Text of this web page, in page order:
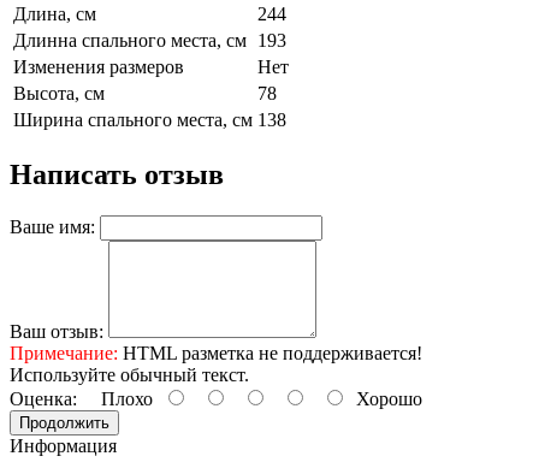
Длина, см
244
Длинна спального места, см 193
Изменения размеров
Нет
Высота, см
78
Ширина спального места, см 138
Написать отзыв
Ваше имя:
Ваш отзыв:
Примечание: HTML разметка не поддерживается!
Используйте обычный текст.
Оценка: Плохо Хорошо
Продолжить
Информация